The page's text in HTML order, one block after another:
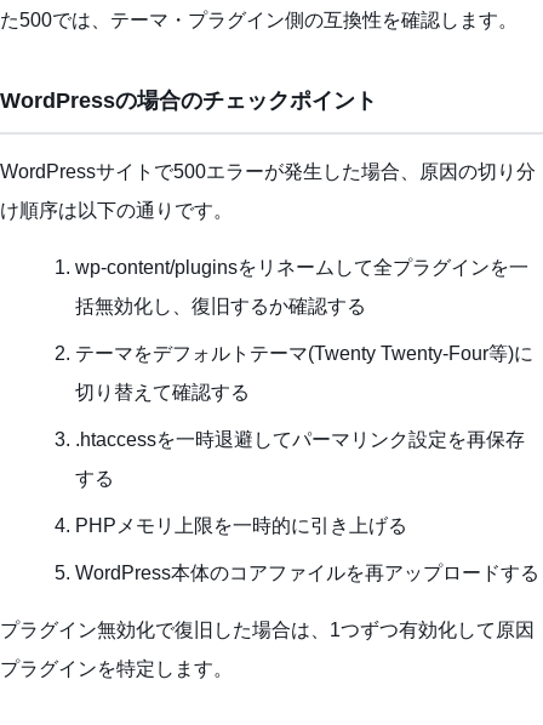
た500では、テーマ・プラグイン側の互換性を確認します。
WordPressの場合のチェックポイント
WordPressサイトで500エラーが発生した場合、原因の切り分
け順序は以下の通りです。
wp-content/pluginsをリネームして全プラグインを一
括無効化し、復旧するか確認する
テーマをデフォルトテーマ(Twenty Twenty-Four等)に
切り替えて確認する
.htaccessを一時退避してパーマリンク設定を再保存
する
PHPメモリ上限を一時的に引き上げる
WordPress本体のコアファイルを再アップロードする
プラグイン無効化で復旧した場合は、1つずつ有効化して原因
プラグインを特定します。